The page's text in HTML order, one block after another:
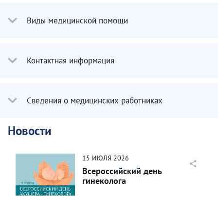
Виды медицинской помощи
Контактная информация
Сведения о медицинских работниках
Новости
15 ИЮЛЯ 2026
Всероссийский день
гинеколога